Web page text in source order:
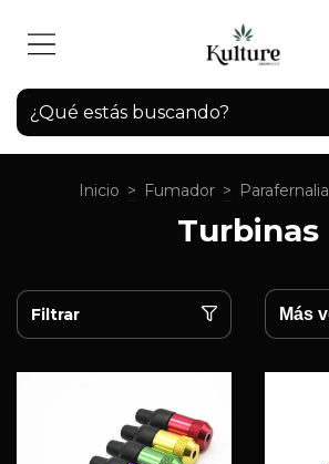
Inicio > Fumador > Parafernalia
Turbinas
Filtrar